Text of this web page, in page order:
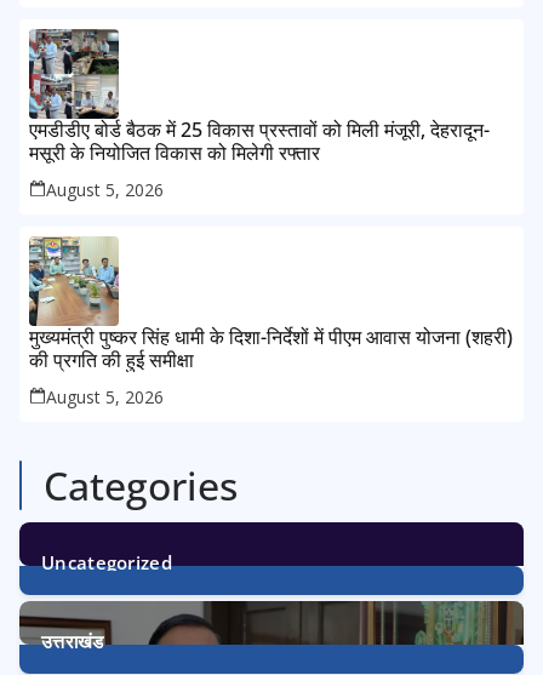
एमडीडीए बोर्ड बैठक में 25 विकास प्रस्तावों को मिली मंजूरी, देहरादून-
मसूरी के नियोजित विकास को मिलेगी रफ्तार
August 5, 2026
मुख्यमंत्री पुष्कर सिंह धामी के दिशा-निर्देशों में पीएम आवास योजना (शहरी)
की प्रगति की हुई समीक्षा
August 5, 2026
Categories
Uncategorized
1Post
उत्तराखंड